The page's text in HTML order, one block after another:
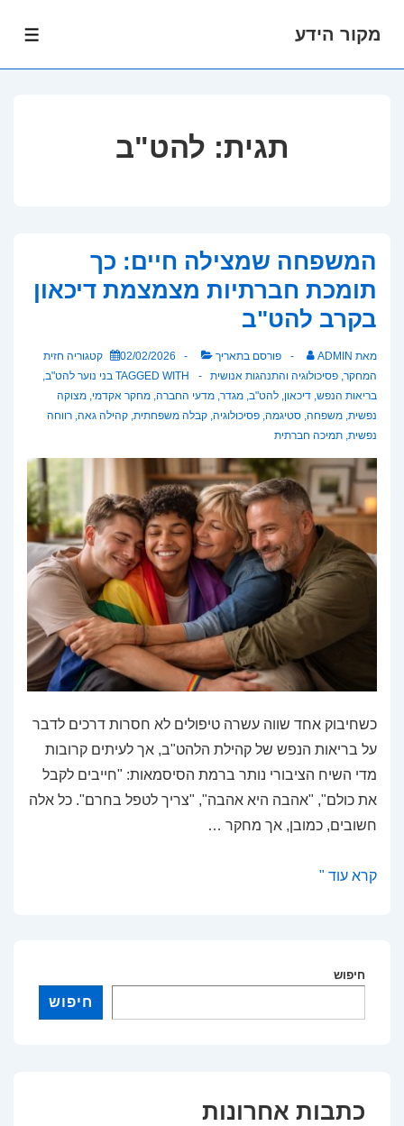
מקור הידע
תגית: להט"ב
המשפחה שמצילה חיים: כך
תומכת חברתיות מצמצמת דיכאון
בקרב להט"ב
מאת ADMIN פורסם בתאריך 02/02/2026 קטגוריה חזית
המחקר, פסיכולוגיה והתנהגות אנושית TAGGED WITH בני נוער להט"ב,
בריאות הנפש, דיכאון, להט"ב, מגדר, מדעי החברה, מחקר אקדמי, מצוקה
נפשית, משפחה, סטיגמה, פסיכולוגיה, קבלה משפחתית, קהילה גאה, רווחה
נפשית, תמיכה חברתית
כשחיבוק אחד שווה עשרה טיפולים לא חסרות דרכים לדבר
על בריאות הנפש של קהילת הלהט"ב, אך לעיתים קרובות
מדי השיח הציבורי נותר ברמת הסיסמאות: "חייבים לקבל
את כולם", "אהבה היא אהבה", "צריך לטפל בחרם". כל אלה
חשובים, כמובן, אך מחקר …
המשפחה
תומכת
להט"ב
קרא עוד "
חיפוש
חיפוש
כתבות אחרונות